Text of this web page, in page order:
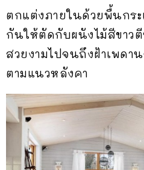
ตกแต่งภายในด้วยพื้นกร
กันให้ตัดกับผนังไม้สีขาว
สวยงามไปจนถึงฝ้าเพดา
ตามแนวหลังคา